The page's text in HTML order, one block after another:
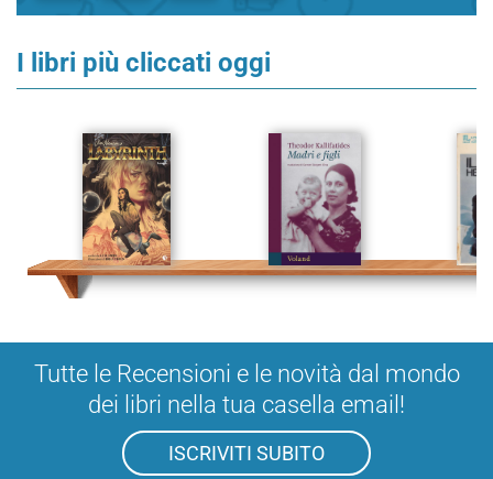
I libri più cliccati oggi
Tutte le Recensioni e le novità dal mondo
dei libri nella tua casella email!
ISCRIVITI SUBITO